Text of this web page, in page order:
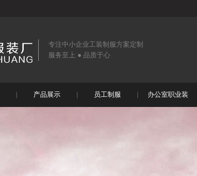
专注中小企业工装制服方案定制
服务至上 ● 品质于心
产品展示 员工制服 办公室职业装